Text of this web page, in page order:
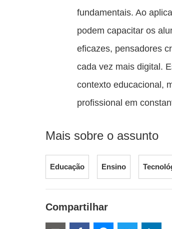
fundamentais. Ao
podem capacitar os
eficazes, pensadores
cada vez mais digital.
contexto educacional,
profissional em
Mais sobre o assunto
Educação Ensino
Compartilhar